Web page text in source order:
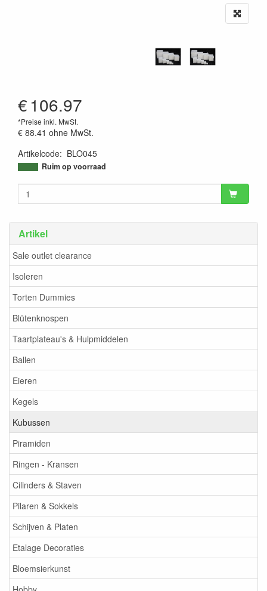
Artikel
Sale outlet clearance
Isoleren
Torten Dummies
Blütenknospen
Taartplateau's & Hulpmiddelen
Ballen
Eieren
Kegels
Kubussen
Piramiden
Ringen - Kransen
Cilinders & Staven
Pilaren & Sokkels
Schijven & Platen
Etalage Decoraties
Bloemsierkunst
€106.97
*Preise inkl. MwSt.
€ 88.41 ohne MwSt.
Artikelcode: BLO045
9507939979229
Ruim op voorraad